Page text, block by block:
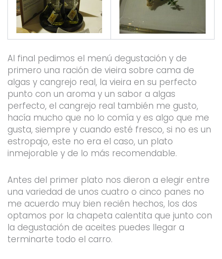
Al final pedimos el menú degustación y de
primero una ración de vieira sobre cama de
algas y cangrejo real, la vieira en su perfecto
punto con un aroma y un sabor a algas
perfecto, el cangrejo real también me gusto,
hacía mucho que no lo comía y es algo que me
gusta, siempre y cuando esté fresco, si no es un
estropajo, este no era el caso, un plato
inmejorable y de lo más recomendable.
Antes del primer plato nos dieron a elegir entre
una variedad de unos cuatro o cinco panes no
me acuerdo muy bien recién hechos, los dos
optamos por la chapeta calentita que junto con
la degustación de aceites puedes llegar a
terminarte todo el carro.